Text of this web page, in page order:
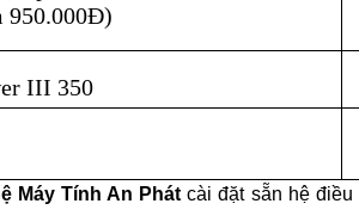
950.000Đ)
III 350
Máy Tính An Phát cài đặt sẵn hệ điều